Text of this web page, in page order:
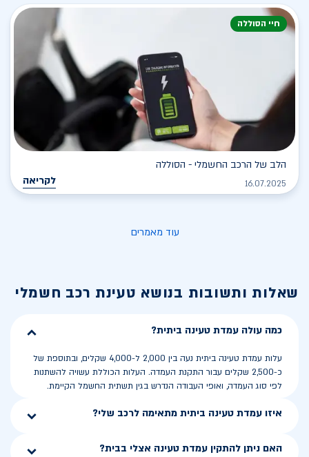
חיי הסוללה
הלב של הרכב החשמלי - הסוללה
16.07.2025 לקריאה
עוד מאמרים
שאלות ותשובות בנושא טעינת רכב חשמלי
כמה עולה עמדת טעינה ביתית?
עלות עמדת טעינה ביתית נעה בין 2,000 ל-4,000 שקלים, ובתוספת של
כ-2,500 שקלים עבור התקנת העמדה. העלות הכוללת עשויה להשתנות
לפי סוג העמדה, ואופי העבודה הנדרש בגין תשתית החשמל הקיימת.
איזו עמדת טעינה ביתית מתאימה לרכב שלי?
האם ניתן להתקין עמדת טעינה אצלי בבית?